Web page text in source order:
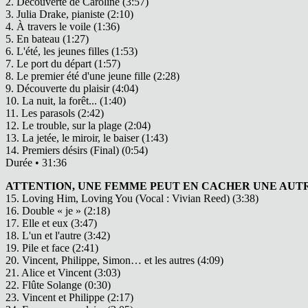
3. Julia Drake, pianiste (2:10)
4. À travers le voile (1:36)
5. En bateau (1:27)
6. L'été, les jeunes filles (1:53)
7. Le port du départ (1:57)
8. Le premier été d'une jeune fille (2:28)
9. Découverte du plaisir (4:04)
10. La nuit, la forêt... (1:40)
11. Les parasols (2:42)
12. Le trouble, sur la plage (2:04)
13. La jetée, le miroir, le baiser (1:43)
14. Premiers désirs (Final) (0:54)
Durée • 31:36
ATTENTION, UNE FEMME PEUT EN CACHER UNE
15. Loving Him, Loving You (Vocal : Vivian Reed) (3:38)
16. Double « je » (2:18)
17. Elle et eux (3:47)
18. L'un et l'autre (3:42)
19. Pile et face (2:41)
20. Vincent, Philippe, Simon… et les autres (4:09)
21. Alice et Vincent (3:03)
22. Flûte Solange (0:30)
23. Vincent et Philippe (2:17)